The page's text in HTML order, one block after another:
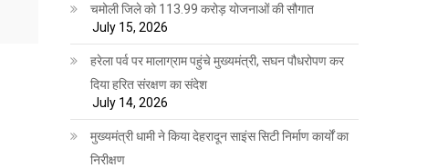
चमोली जिले को 113.99 करोड़ योजनाओं की सौगात
July 15, 2026
हरेला पर्व पर मालाग्राम पहुंचे मुख्यमंत्री, सघन पौधरोपण कर
दिया हरित संरक्षण का संदेश
July 14, 2026
मुख्यमंत्री धामी ने किया देहरादून साइंस सिटी निर्माण कार्यों का
निरीक्षण